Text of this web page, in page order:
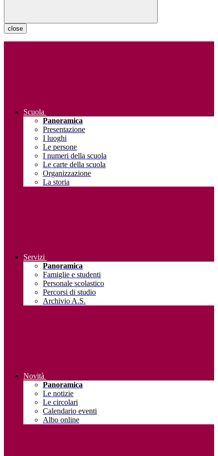
close
Scuola
Panoramica
Presentazione
I luoghi
Le persone
I numeri della scuola
Le carte della scuola
Organizzazione
La storia
Servizi
Panoramica
Famiglie e studenti
Personale scolastico
Percorsi di studio
Archivio A.S.
Novità
Panoramica
Le notizie
Le circolari
Calendario eventi
Albo online